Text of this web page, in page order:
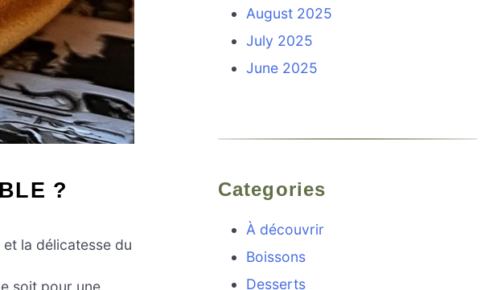
?
la délicatesse du
August 2025
July 2025
June 2025
Categories
À découvrir
Boissons
Desserts